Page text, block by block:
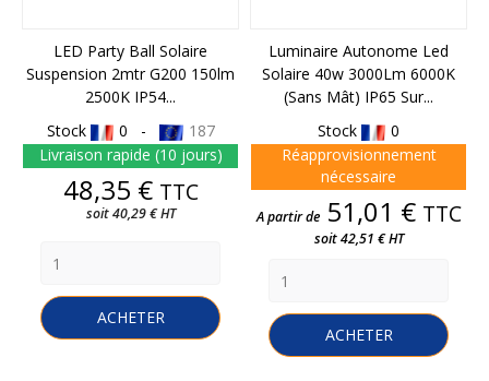
LED Party Ball Solaire
Suspension 2mtr G200 150lm
2500K IP54...
Stock
0 -
187
Livraison rapide (10 jours)
Prix
48,35 € TTC
soit 40,29 € HT
ACHETER
Luminaire Autonome Led
Solaire 40w 3000Lm 6000K
(sans Mât) IP65 Sur...
Stock
0
Réapprovisionnement
nécessaire
Prix
A partir de 51,01 € TTC
soit 42,51 € HT
ACHETER